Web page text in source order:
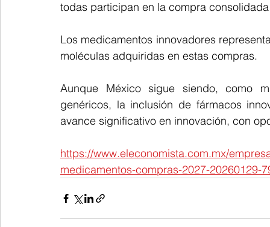
todas participan en la compra
Los medicamentos innovadores
moléculas adquiridas en estas compras.
Aunque México sigue siendo, como
genéricos, la inclusión de fármacos
avance significativo en innovación, con
https://www.eleconomista.com.mx/
medicamentos-compras-2027-20260129-